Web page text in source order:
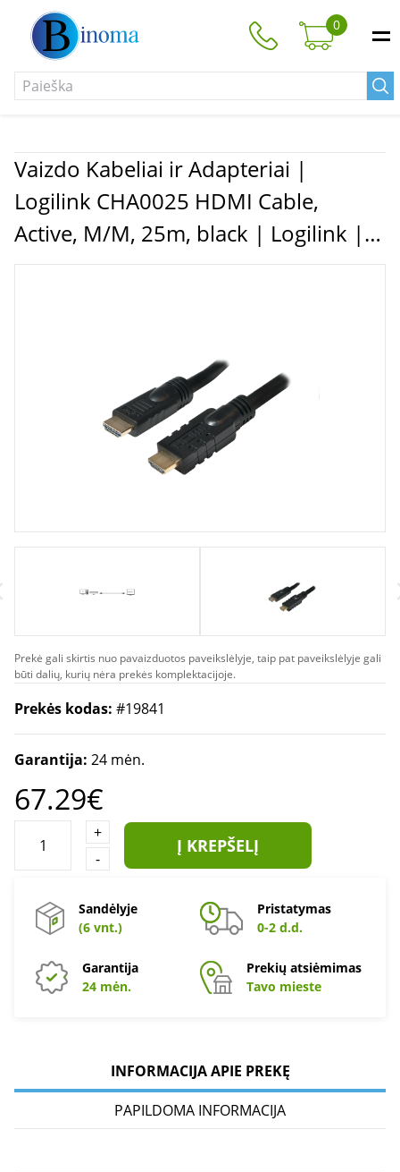
0
Vaizdo Kabeliai ir Adapteriai |
Logilink CHA0025 HDMI Cable,
Active, M/M, 25m, black | Logilink |
CHA0025 HDMI Cable, Active, M/M |
Prekė gali skirtis nuo pavaizduotos paveikslėlyje, taip pat paveikslėlyje gali
būti dalių, kurių nėra prekės komplektacijoje.
Prekės kodas: #19841
Garantija: 24 mėn.
67.29€
+
-
Į KREPŠELĮ
Sandėlyje
(6 vnt.)
Pristatymas
0-2 d.d.
Garantija
24 mėn.
Prekių atsiėmimas
Tavo mieste
INFORMACIJA APIE PREKĘ
PAPILDOMA INFORMACIJA